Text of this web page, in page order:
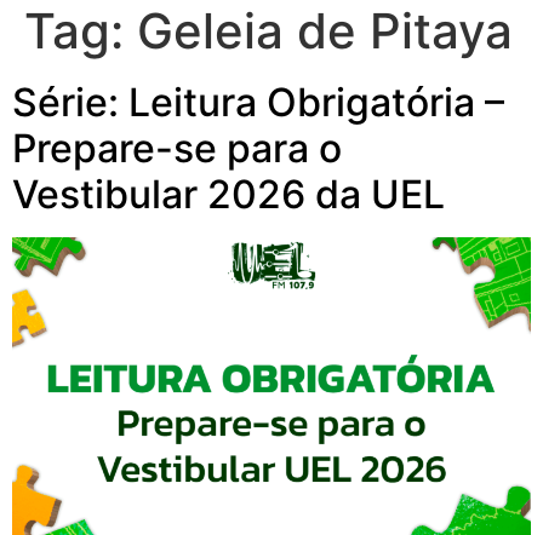
Tag: Geleia de Pitaya
Série: Leitura Obrigatória –
Prepare-se para o
Vestibular 2026 da UEL